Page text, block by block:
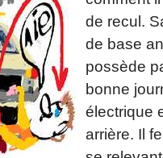
de recul.
de base
possède
bonne
électrique
arrière. Il